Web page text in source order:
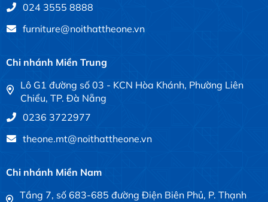
024 3555 8888
furniture@noithattheone.vn
Chi nhánh Miền Trung
Lô G1 đường số 03 - KCN Hòa Khánh, Phường Liên
Chiểu, TP. Đà Nẵng
0236 3722977
theone.mt@noithattheone.vn
Chi nhánh Miền Nam
Tầng 7, số 683-685 đường Điện Biên Phủ, P. Thạnh